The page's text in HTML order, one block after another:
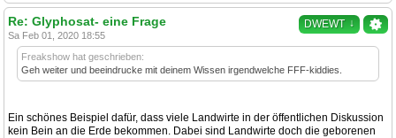
DWEWT ↓
Re: Glyphosat- eine Frage
Sa Feb 01, 2020 18:55
Freakshow hat geschrieben:
Geh weiter und beeindrucke mit deinem Wissen irgendwelche FFF-kiddies.
Ein schönes Beispiel dafür, dass viele Landwirte in der öffentlichen Diskussion
kein Bein an die Erde bekommen. Dabei sind Landwirte doch die geborenen